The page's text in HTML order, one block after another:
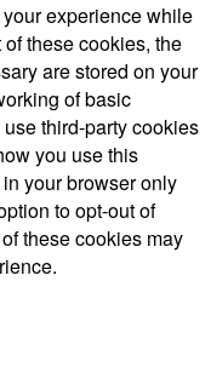
experience while
these cookies, the
are stored on your
of basic
third-party cookies
you use this
your browser only
to opt-out of
these cookies may